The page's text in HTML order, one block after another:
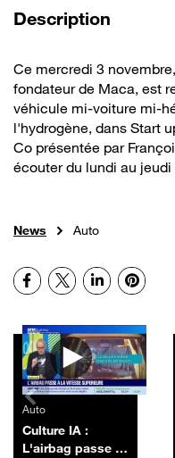
Description
Ce mercredi 3
fondateur de Maca, est
véhicule mi-voiture mi-
l'hydrogène, dans Start
Co présentée par
écouter du lundi au
News Auto
Facebook
X LinkedIn
Autres vidéos
Auto
Culture IA :
L'airbag passe à